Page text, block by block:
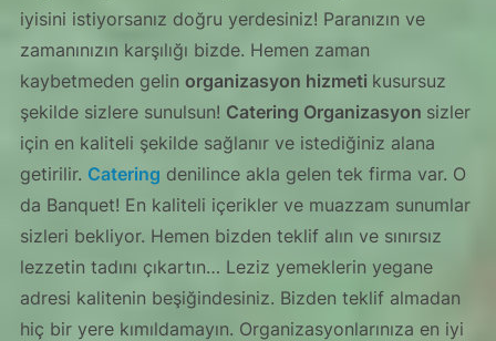
iyisini istiyorsanız doğru yerdesiniz! Paranızın ve
zamanınızın karşılığı bizde. Hemen zaman
kaybetmeden gelin organizasyon hizmeti kusursuz
şekilde sizlere sunulsun! Catering Organizasyon sizler
için en kaliteli şekilde sağlanır ve istediğiniz alana
getirilir. Catering denilince akla gelen tek firma var. O
da Banquet! En kaliteli içerikler ve muazzam sunumlar
sizleri bekliyor. Hemen bizden teklif alın ve sınırsız
lezzetin tadını çıkartın… Leziz yemeklerin yegane
adresi kalitenin beşiğindesiniz. Bizden teklif almadan
hiç bir yere kımıldamayın. Organizasyonlarınıza en iyi